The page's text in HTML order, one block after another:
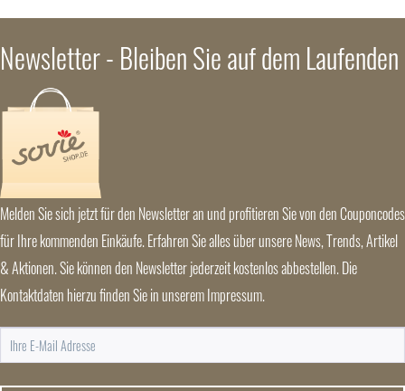
Newsletter - Bleiben Sie auf dem Laufenden
Melden Sie sich jetzt für den Newsletter an und profitieren Sie von den Couponcodes
für Ihre kommenden Einkäufe. Erfahren Sie alles über unsere News, Trends, Artikel
& Aktionen. Sie können den Newsletter jederzeit kostenlos abbestellen. Die
Kontaktdaten hierzu finden Sie in unserem Impressum.